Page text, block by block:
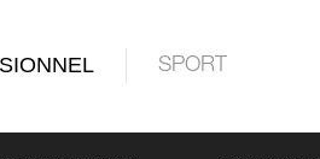
SPORT